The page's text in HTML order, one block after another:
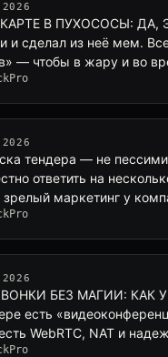
2026
В ПУХОСОСЫ: ДА,
и сделал из неё мем.
— чтобы в жару и во
2026
тендера — не
ответить на
маркетинг у
2026
БЕЗ МАГИИ: КАК
есть
WebRTC, NAT и